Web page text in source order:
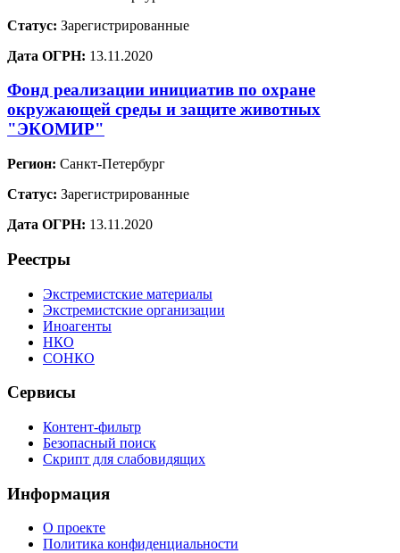
Статус: Зарегистрированные
Дата ОГРН: 13.11.2020
Фонд реализации инициатив по охране
окружающей среды и защите животных
"ЭКОМИР"
Регион: Санкт-Петербург
Статус: Зарегистрированные
Дата ОГРН: 13.11.2020
Реестры
Экстремистские материалы
Экстремистские организации
Иноагенты
НКО
СОНКО
Сервисы
Контент-фильтр
Безопасный поиск
Скрипт для слабовидящих
Информация
О проекте
Политика конфиденциальности